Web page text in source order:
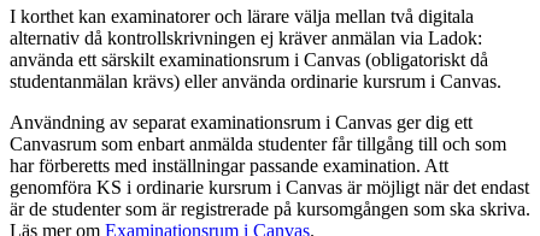
I korthet kan examinatorer och lärare välja mellan två digitala
alternativ då kontrollskrivningen ej kräver anmälan via Ladok:
använda ett särskilt examinationsrum i Canvas (obligatoriskt då
studentanmälan krävs) eller använda ordinarie kursrum i Canvas.
Användning av separat examinationsrum i Canvas ger dig ett
Canvasrum som enbart anmälda studenter får tillgång till och som
har förberetts med inställningar passande examination. Att
genomföra KS i ordinarie kursrum i Canvas är möjligt när det endast
är de studenter som är registrerade på kursomgången som ska skriva.
Läs mer om Examinationsrum i Canvas.